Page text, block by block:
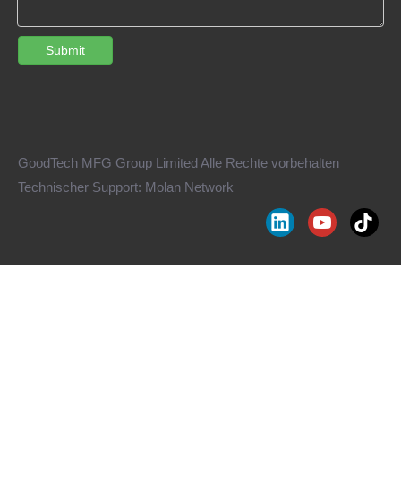
Submit
GoodTech MFG Group Limited Alle Rechte vorbehalten
Technischer Support: Molan Network